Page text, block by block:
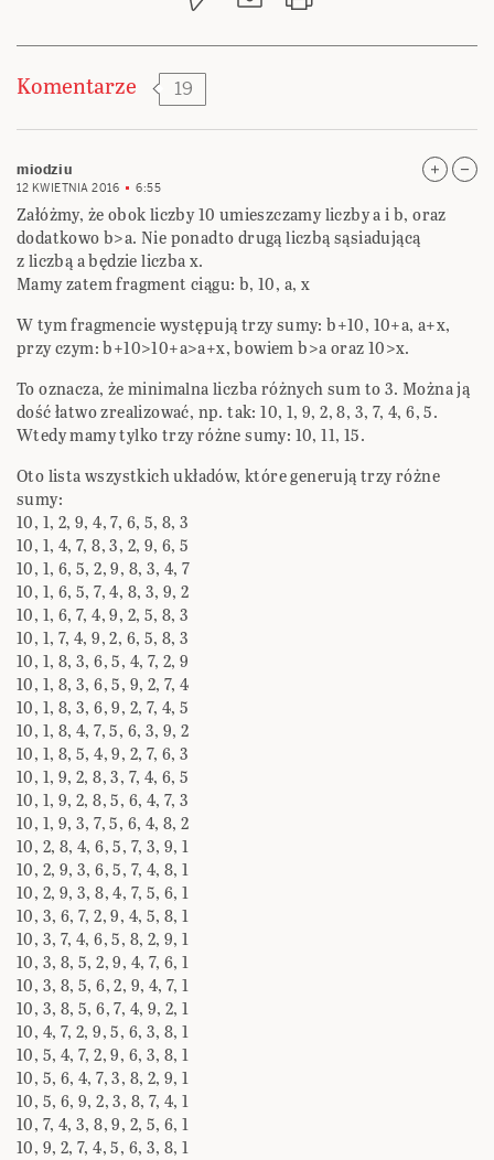
Komentarze 19
miodziu
12 KWIETNIA 2016 6:55
Załóżmy, że obok liczby 10 umieszczamy liczby a i b, oraz
dodatkowo b>a. Nie ponadto drugą liczbą sąsiadującą
z liczbą a będzie liczba x.
Mamy zatem fragment ciągu: b, 10, a, x
W tym fragmencie występują trzy sumy: b+10, 10+a, a+x,
przy czym: b+10>10+a>a+x, bowiem b>a oraz 10>x.
To oznacza, że minimalna liczba różnych sum to 3. Można ją
dość łatwo zrealizować, np. tak: 10, 1, 9, 2, 8, 3, 7, 4, 6, 5.
Wtedy mamy tylko trzy różne sumy: 10, 11, 15.
Oto lista wszystkich układów, które generują trzy różne
sumy:
10, 1, 2, 9, 4, 7, 6, 5, 8, 3
10, 1, 4, 7, 8, 3, 2, 9, 6, 5
10, 1, 6, 5, 2, 9, 8, 3, 4, 7
10, 1, 6, 5, 7, 4, 8, 3, 9, 2
10, 1, 6, 7, 4, 9, 2, 5, 8, 3
10, 1, 7, 4, 9, 2, 6, 5, 8, 3
10, 1, 8, 3, 6, 5, 4, 7, 2, 9
10, 1, 8, 3, 6, 5, 9, 2, 7, 4
10, 1, 8, 3, 6, 9, 2, 7, 4, 5
10, 1, 8, 4, 7, 5, 6, 3, 9, 2
10, 1, 8, 5, 4, 9, 2, 7, 6, 3
10, 1, 9, 2, 8, 3, 7, 4, 6, 5
10, 1, 9, 2, 8, 5, 6, 4, 7, 3
10, 1, 9, 3, 7, 5, 6, 4, 8, 2
10, 2, 8, 4, 6, 5, 7, 3, 9, 1
10, 2, 9, 3, 6, 5, 7, 4, 8, 1
10, 2, 9, 3, 8, 4, 7, 5, 6, 1
10, 3, 6, 7, 2, 9, 4, 5, 8, 1
10, 3, 7, 4, 6, 5, 8, 2, 9, 1
10, 3, 8, 5, 2, 9, 4, 7, 6, 1
10, 3, 8, 5, 6, 2, 9, 4, 7, 1
10, 3, 8, 5, 6, 7, 4, 9, 2, 1
10, 4, 7, 2, 9, 5, 6, 3, 8, 1
10, 5, 4, 7, 2, 9, 6, 3, 8, 1
10, 5, 6, 4, 7, 3, 8, 2, 9, 1
10, 5, 6, 9, 2, 3, 8, 7, 4, 1
10, 7, 4, 3, 8, 9, 2, 5, 6, 1
10, 9, 2, 7, 4, 5, 6, 3, 8, 1